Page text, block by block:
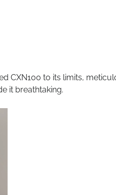
CXN100 to its limits,
it breathtaking.